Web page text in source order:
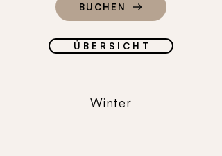
BUCHEN
Ü B E R S I C H T
Winter